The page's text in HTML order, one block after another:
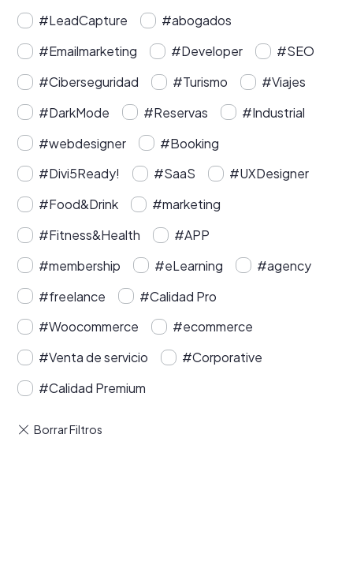
#LeadCapture
#abogados
#Emailmarketing
#Developer
#SEO
#Ciberseguridad
#Turismo
#Viajes
#DarkMode
#Reservas
#Industrial
#webdesigner
#Booking
#Divi5Ready!
#SaaS
#UXDesigner
#Food&Drink
#marketing
#Fitness&Health
#APP
#membership
#eLearning
#agency
#freelance
#Calidad Pro
#Woocommerce
#ecommerce
#Venta de servicio
#Corporative
#Calidad Premium